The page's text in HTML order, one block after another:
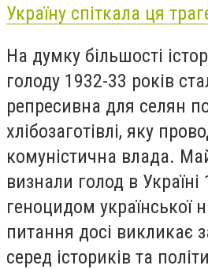
Україну спіткала ця
На думку більшості
голоду 1932-33 років
репресивна для селян
хлібозаготівлі, яку
комуністична влада.
визнали голод в Україні
геноцидом української
питання досі викликає
серед істориків та